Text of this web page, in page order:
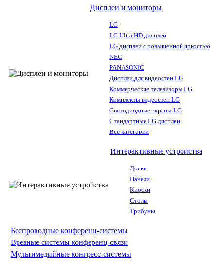
Дисплеи и мониторы
LG
LG Ultra HD дисплеи
LG дисплеи с повышенной яркостью
NEC
PANASONIC
Дисплеи для видеостен LG
Коммерческие телевизоры LG
Комплекты видеостен LG
Светодиодные экраны LG
Стандартные LG дисплеи
Все категории
Интерактивные устройства
Доски
Панели
Киоски
Столы
Трибуны
Беспроводные конференц-системы
Врезные системы конференц-связи
Мультимедийные конгресс-системы